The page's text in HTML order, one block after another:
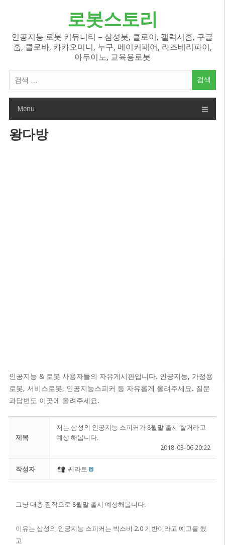
로봇스토리
인공지능 로봇 커뮤니티 – 삼성봇, 클로이, 갤럭시홈, 구글
홈, 클로바, 카카오미니, 누구, 메이커페어, 라즈베리파이,
아두이노, 교육용로봇
색
Menu
왕다방
인공지능 & 로봇 사용자들의 자유게시판입니다. 인공지능, 가정용
로봇, 서비스로봇, 인공지능스피커 등 자유롭게 올려주세요. 질문
과답변도 이곳에 올려주세요.
제목
저는 삼성의 인공지능 스피커가 8월말 출시 할거라고
예상 해봅니다.
2018-03-06 20:22
작성자 쎄라토
그냥 대충 짐작으로 8월말 출시 예상해봅니다.
이유는 삼성의 인공지능 스피커는 빅스비 2.0 기반이라고 예고를 했
고